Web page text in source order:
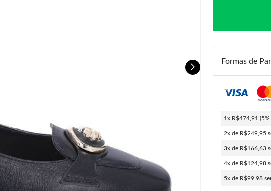
R$499,90
52,49
Formas de
1x R$474,91 (5%
2x de R$249,95
3x de R$166,63
4x de R$124,98
5x de R$99,98